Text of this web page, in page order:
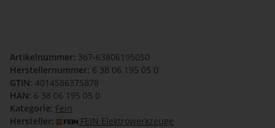
Artikelnummer: 367-63806195050
Herstellernummer: 6 38 06 195 05 0
GTIN: 4014586375878
HAN: 6 38 06 195 05 0
Kategorie: Fein
Hersteller:
FEIN Elektrowerkzeuge